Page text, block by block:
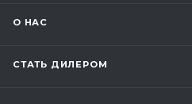
О НАС
СТАТЬ ДИЛЕРОМ